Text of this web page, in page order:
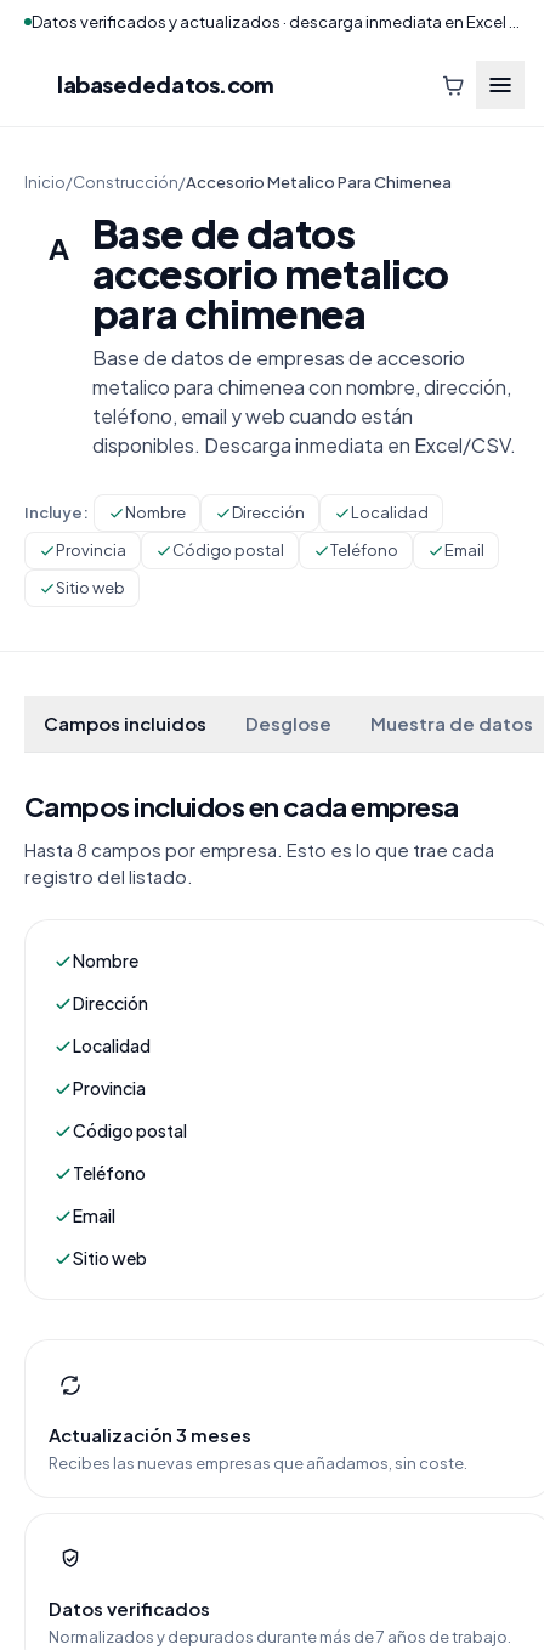
labasededatos.com
Inicio/Construcción/Accesorio Metalico Para Chimenea
A
Base de datos
accesorio metalico
para chimenea
Base de datos de empresas de accesorio
metalico para chimenea con nombre, dirección,
teléfono, email y web cuando están
disponibles. Descarga inmediata en Excel/CSV.
Incluye: Nombre Dirección
Localidad
Provincia
Código postal Teléfono
Email
Sitio web
Campos incluidos Desglose Muestra de datos
Campos incluidos en cada empresa
Hasta 8 campos por empresa. Esto es lo que trae cada
registro del listado.
Nombre
Dirección
Localidad
Provincia
Código postal
Teléfono
Email
Sitio web
Actualización 3 meses
Recibes las nuevas empresas que añadamos, sin coste.
Datos verificados
Normalizados y depurados durante más de 7 años de trabajo.